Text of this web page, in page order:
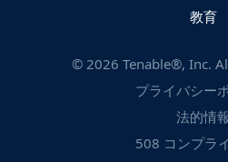
教育
© 2026 Tenable®, Inc.
プライバシー
法的情報
508 コンプラ